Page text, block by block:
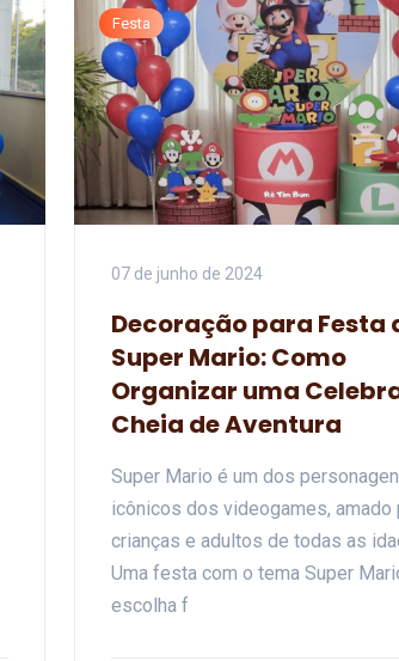
Festa
07 de junho de 2024
Decoração para Festa
Super Mario: Como
Organizar uma
Cheia de Aventura
Super Mario é um dos
icônicos dos videogames, amado
crianças e adultos de todas as
Uma festa com o tema Super
escolha f